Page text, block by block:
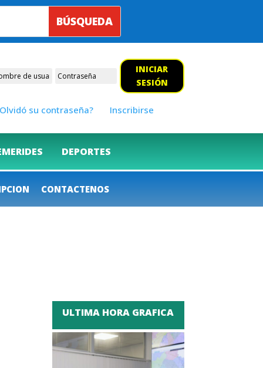
INICIAR
SESIÓN
su contraseña? Inscribirse
DEPORTES
CONTACTENOS
ULTIMA HORA GRAFICA